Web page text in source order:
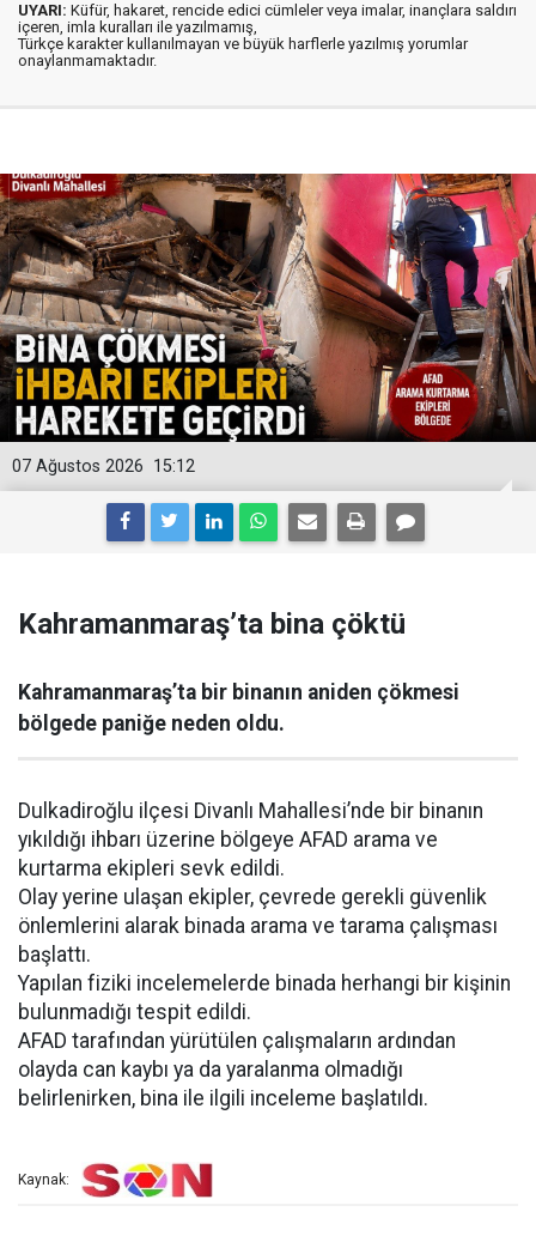
UYARI: Küfür, hakaret, rencide edici cümleler veya imalar, inançlara saldırı
içeren, imla kuralları ile yazılmamış,
Türkçe karakter kullanılmayan ve büyük harflerle yazılmış yorumlar
onaylanmamaktadır.
15:12
07 Ağustos 2026
Kahramanmaraş’ta bina çöktü
Kahramanmaraş’ta bir binanın aniden çökmesi
bölgede paniğe neden oldu.
Dulkadiroğlu ilçesi Divanlı Mahallesi’nde bir binanın
yıkıldığı ihbarı üzerine bölgeye AFAD arama ve
kurtarma ekipleri sevk edildi.
Olay yerine ulaşan ekipler, çevrede gerekli güvenlik
önlemlerini alarak binada arama ve tarama çalışması
başlattı.
Yapılan fiziki incelemelerde binada herhangi bir kişinin
bulunmadığı tespit edildi.
AFAD tarafından yürütülen çalışmaların ardından
olayda can kaybı ya da yaralanma olmadığı
belirlenirken, bina ile ilgili inceleme başlatıldı.
Kaynak: